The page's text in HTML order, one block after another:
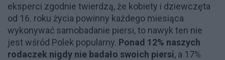
eksperci zgodnie twierdzą, że kobiety i dziewczęta
od 16. roku życia powinny każdego miesiąca
wykonywać samobadanie piersi, to nawyk ten nie
jest wśród Polek popularny. Ponad 12% naszych
rodaczek nigdy nie badało swoich piersi, a 17%